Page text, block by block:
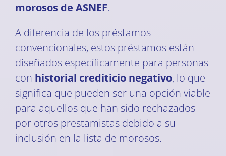
morosos de ASNEF.
A diferencia de los préstamos
convencionales, estos préstamos están
diseñados específicamente para personas
con historial crediticio negativo, lo que
significa que pueden ser una opción viable
para aquellos que han sido rechazados
por otros prestamistas debido a su
inclusión en la lista de morosos.